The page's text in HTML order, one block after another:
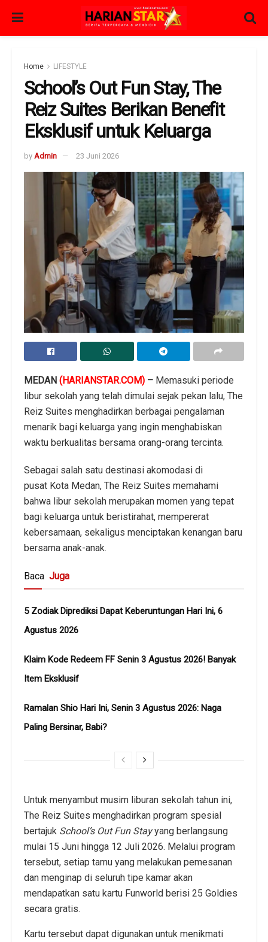
Home LIFESTYLE
School’s Out Fun Stay, The
Reiz Suites Berikan Benefit
Eksklusif untuk Keluarga
by Admin 23 Juni 2026
MEDAN (HARIANSTAR.COM) – Memasuki periode
libur sekolah yang telah dimulai sejak pekan lalu, The
Reiz Suites menghadirkan berbagai pengalaman
menarik bagi keluarga yang ingin menghabiskan
waktu berkualitas bersama orang-orang tercinta.
Sebagai salah satu destinasi akomodasi di
pusat Kota Medan, The Reiz Suites memahami
bahwa libur sekolah merupakan momen yang tepat
bagi keluarga untuk beristirahat, mempererat
kebersamaan, sekaligus menciptakan kenangan baru
bersama anak-anak.
Baca Juga
5 Zodiak Diprediksi Dapat Keberuntungan Hari Ini, 6
Agustus 2026
Klaim Kode Redeem FF Senin 3 Agustus 2026! Banyak
Item Eksklusif
Ramalan Shio Hari Ini, Senin 3 Agustus 2026: Naga
Paling Bersinar, Babi?
Untuk menyambut musim liburan sekolah tahun ini,
The Reiz Suites menghadirkan program spesial
bertajuk School’s Out Fun Stayyang berlangsung
mulai 15 Juni hingga 12 Juli 2026. Melalui program
tersebut, setiap tamu yang melakukan pemesanan
dan menginap di seluruh tipe kamar akan
mendapatkan satu kartu Funworld berisi 25 Goldies
secara gratis.
Kartu tersebut dapat digunakan untuk menikmati